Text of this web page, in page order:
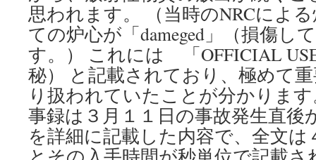
思われます。 （当時のNRCによ
ての炉心が「dameged」（損傷し
す。） これには 「OFFICIAL
秘） と記載されており、極めて
り扱われていたことが分かりま
事録は３月１１日の事故発生直後
を詳細に記載した内容で、全文は